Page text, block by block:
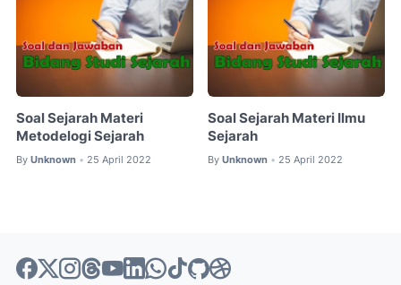
Soal Sejarah Materi
Metodelogi Sejarah
By Unknown • 25 April 2022
Soal Sejarah Materi Ilmu
Sejarah
By Unknown • 25 April 2022